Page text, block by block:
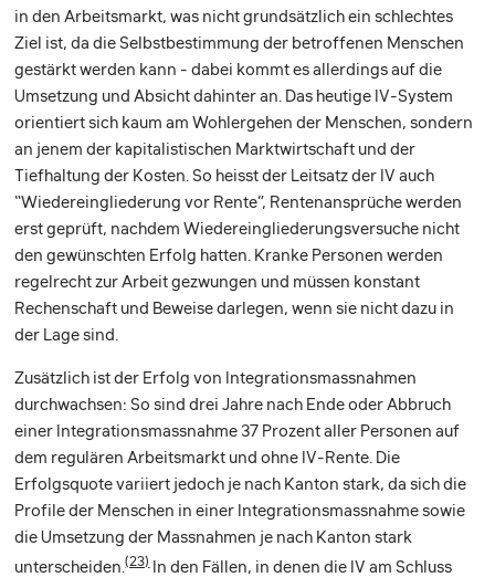
in den Arbeitsmarkt, was nicht grundsätzlich ein schlechtes
Ziel ist, da die Selbstbestimmung der betroffenen Menschen
gestärkt werden kann - dabei kommt es allerdings auf die
Umsetzung und Absicht dahinter an. Das heutige IV-System
orientiert sich kaum am Wohlergehen der Menschen, sondern
an jenem der kapitalistischen Marktwirtschaft und der
Tiefhaltung der Kosten. So heisst der Leitsatz der IV auch
“Wiedereingliederung vor Rente”, Rentenansprüche werden
erst geprüft, nachdem Wiedereingliederungsversuche nicht
den gewünschten Erfolg hatten. Kranke Personen werden
regelrecht zur Arbeit gezwungen und müssen konstant
Rechenschaft und Beweise darlegen, wenn sie nicht dazu in
der Lage sind.
Zusätzlich ist der Erfolg von Integrationsmassnahmen
durchwachsen: So sind drei Jahre nach Ende oder Abbruch
einer Integrationsmassnahme 37 Prozent aller Personen auf
dem regulären Arbeitsmarkt und ohne IV-Rente. Die
Erfolgsquote variiert jedoch je nach Kanton stark, da sich die
Profile der Menschen in einer Integrationsmassnahme sowie
die Umsetzung der Massnahmen je nach Kanton stark
unterscheiden.(23)In den Fällen, in denen die IV am Schluss